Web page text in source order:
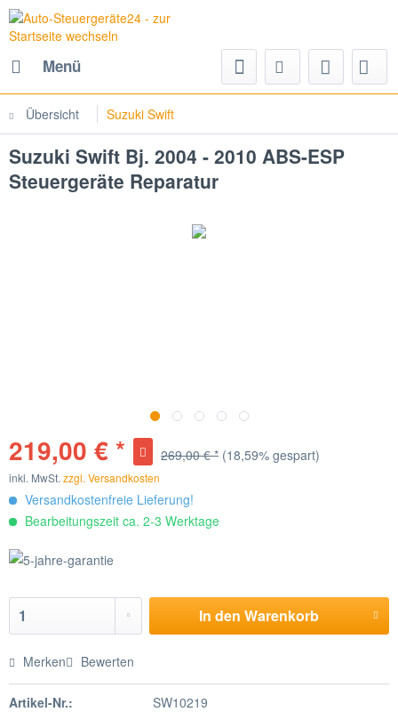
Menü
Übersicht Suzuki Swift
Suzuki Swift Bj. 2004 - 2010 ABS-ESP
Steuergeräte Reparatur
219,00 € * 269,00 € * (18,59% gespart)
inkl. MwSt. zzgl. Versandkosten
Versandkostenfreie Lieferung!
Bearbeitungszeit ca. 2-3 Werktage
In den Warenkorb
Merken Bewerten
Artikel-Nr.:
SW10219